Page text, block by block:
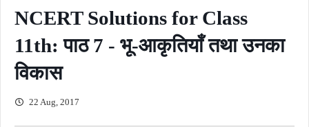
NCERT Solutions for Class
11th: पाठ 7 - भू-आकृतियाँ तथा उनका
विकास
22 Aug, 2017